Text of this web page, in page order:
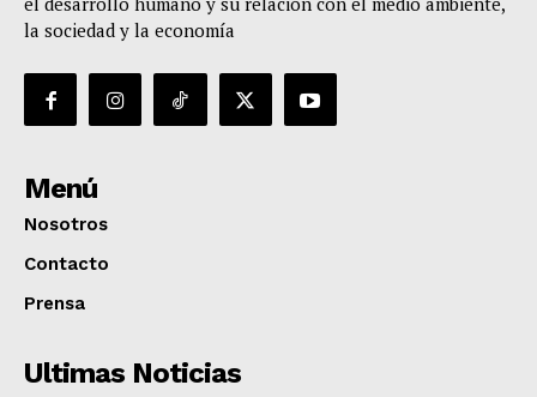
la sociedad y la economía
Menú
Nosotros
Contacto
Prensa
Ultimas Noticias